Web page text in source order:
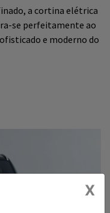
a cortina elétrica
se perfeitamente ao
e moderno do
X